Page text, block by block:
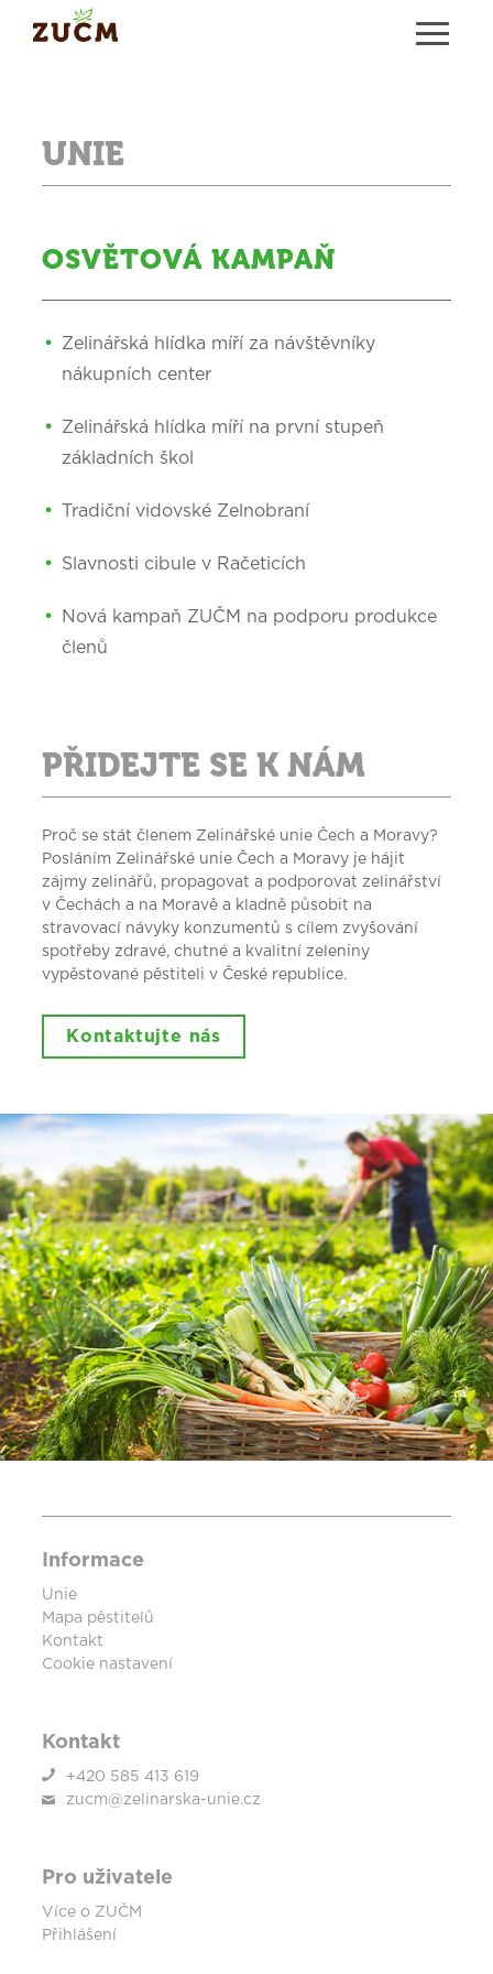
UNIE
OSVĚTOVÁ KAMPAŇ
Zelinářská hlídka míří za návštěvníky
nákupních center
Zelinářská hlídka míří na první stupeň
základních škol
Tradiční vidovské Zelnobraní
Slavnosti cibule v Račeticích
Nová kampaň ZUČM na podporu produkce
členů
PŘIDEJTE SE K NÁM
Proč se stát členem Zelinářské unie Čech a Moravy?
Posláním Zelinářské unie Čech a Moravy je hájit
zájmy zelinářů, propagovat a podporovat zelinářství
v Čechách a na Moravě a kladně působit na
stravovací návyky konzumentů s cílem zvyšování
spotřeby zdravé, chutné a kvalitní zeleniny
vypěstované pěstiteli v České republice.
Kontaktujte nás
Informace
Unie
Mapa pěstitelů
Kontakt
Cookie nastavení
Kontakt
+420 585 413 619
zucm@zelinarska-unie.cz
Pro uživatele
Více o ZUČM
Přihlášení